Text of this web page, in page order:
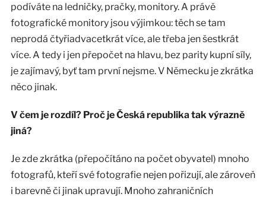
podíváte na ledničky, pračky, monitory. A právě
fotografické monitory jsou výjimkou: těch se tam
neprodá čtyřiadvacetkrát více, ale třeba jen šestkrát
více. A tedy i jen přepočet na hlavu, bez parity kupní síly,
je zajímavý, byť tam první nejsme. V Německu je zkrátka
něco jinak.
V čem je rozdíl? Proč je Česká republika tak výrazně
jiná?
Je zde zkrátka (přepočítáno na počet obyvatel) mnoho
fotografů, kteří své fotografie nejen pořizují, ale zároveň
i barevně či jinak upravují. Mnoho zahraničních